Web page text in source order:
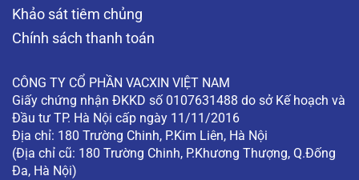
Khảo sát tiêm chủng
Chính sách thanh toán
CÔNG TY CỔ PHẦN VACXIN VIỆT NAM
Giấy chứng nhận ĐKKD số 0107631488 do sở Kế hoạch và
Đầu tư TP. Hà Nội cấp ngày 11/11/2016
Địa chỉ: 180 Trường Chinh, P.Kim Liên, Hà Nội
(Địa chỉ cũ: 180 Trường Chinh, P.Khương Thượng, Q.Đống
Đa, Hà Nội)